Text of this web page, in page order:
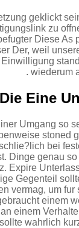
geklickt
zu
Diese As
Der, weil
wiederum
Umgang so
stoned
bei
Dinge genau
Expire
Gegenteil
vermag, um
einem
einem
wahrlich